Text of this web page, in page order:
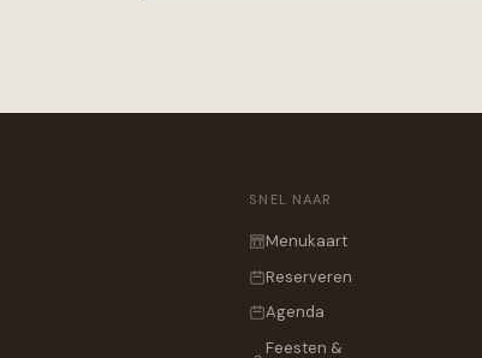
SNEL NAAR
Menukaart
Reserveren
Agenda
Feesten &